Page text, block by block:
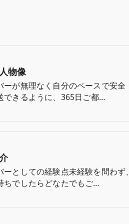
物像
ーが無理なく自分のペースで安全
できるように、365日ご都…
ーとしての経験点未経験を問わず
ちでしたらどなたでもご…